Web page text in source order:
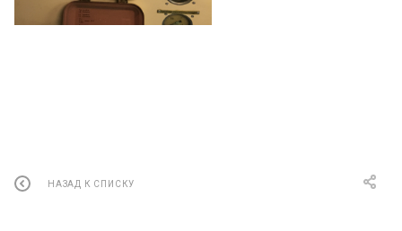
НАЗАД К СПИСКУ